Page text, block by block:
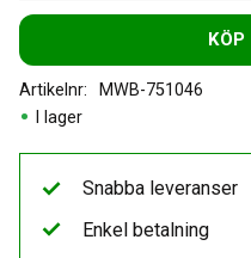
KÖP
I lager
Artikelnr MWB-751046
Snabba leveranser
Enkel betalning